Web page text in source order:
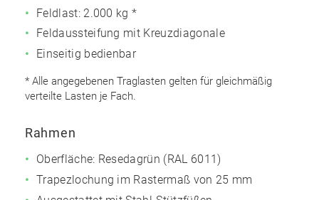
Feldlast: 2.000 kg *
Feldaussteifung mit Kreuzdiagonale
Einseitig bedienbar
* Alle angegebenen Traglasten gelten für gleichmäßig
verteilte Lasten je Fach.
Rahmen
Oberfläche: Resedagrün (RAL 6011)
Trapezlochung im Rastermaß von 25 mm